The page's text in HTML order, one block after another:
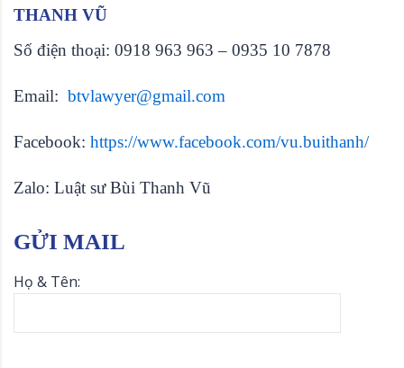
THANH VŨ
Số điện thoại: 0918 963 963 – 0935 10 7878
Email: btvlawyer@gmail.com
Facebook: https://www.facebook.com/vu.buithanh/
Zalo: Luật sư Bùi Thanh Vũ
GỬI MAIL
Họ & Tên: